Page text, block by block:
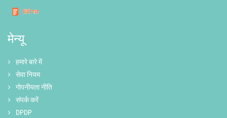
मेन्यू
हमारे बारे में
सेवा नियम
गोपनीयता नीति
संपर्क करें
DPDP